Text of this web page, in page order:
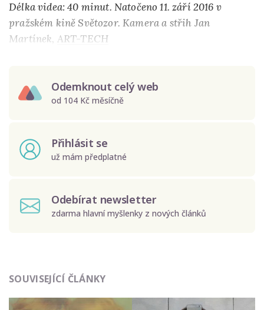
Délka videa: 40 minut. Natočeno 11. září 2016 v
pražském kině Světozor. Kamera a střih Jan
Martínek, ART-TECH
Odemknout celý web
od 104 Kč měsíčně
Přihlásit se
už mám předplatné
Odebírat newsletter
zdarma hlavní myšlenky z nových článků
údajů.
SOUVISEJÍCÍ ČLÁNKY